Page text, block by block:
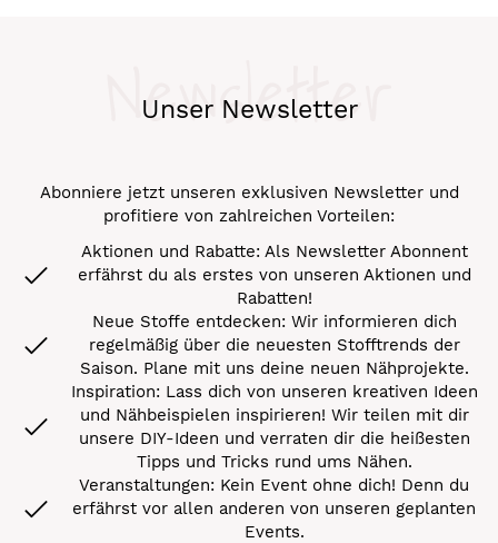
Unser Newsletter
Newsletter
Abonniere jetzt unseren exklusiven Newsletter und
profitiere von zahlreichen Vorteilen:
Aktionen und Rabatte: Als Newsletter Abonnent
erfährst du als erstes von unseren Aktionen und
Rabatten!
Neue Stoffe entdecken: Wir informieren dich
regelmäßig über die neuesten Stofftrends der
Saison. Plane mit uns deine neuen Nähprojekte.
Inspiration: Lass dich von unseren kreativen Ideen
und Nähbeispielen inspirieren! Wir teilen mit dir
unsere DIY-Ideen und verraten dir die heißesten
Tipps und Tricks rund ums Nähen.
Veranstaltungen: Kein Event ohne dich! Denn du
erfährst vor allen anderen von unseren geplanten
Events.